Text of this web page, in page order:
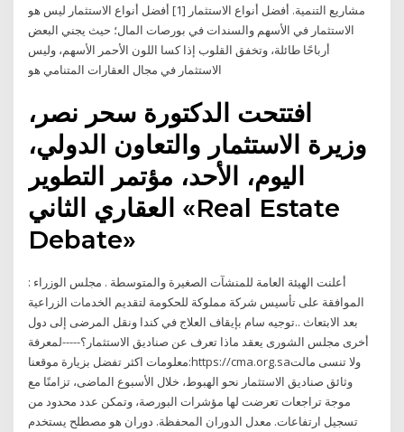
مشاريع التنمية. أفضل أنواع الاستثمار [1] أفضل أنواع الاستثمار ليس هو
الاستثمار في الأسهم والسندات في بورصات المال؛ حيث يجني البعض
أرباحًا طائلة، وتخفق القلوب إذا كسا اللون الأحمر الأسهم، وليس
الاستثمار في مجال العقارات المتنامي هو
افتتحت الدكتورة سحر نصر،
وزيرة الاستثمار والتعاون الدولي،
اليوم، الأحد، مؤتمر التطوير
العقاري الثاني «Real Estate
Debate»
أعلنت الهيئة العامة للمنشآت الصغيرة والمتوسطة . مجلس الوزراء :
الموافقة على تأسيس شركة مملوكة للحكومة لتقديم الخدمات الزراعية
بعد الابتعاث ..توجيه سام بإيقاف العلاج في كندا ونقل المرضى إلى دول
أخرى مجلس الشورى يعقد ماذا تعرف عن صناديق الاستثمار؟-----لمعرفة
معلومات اكثر تفضل بزيارة موقعنا:https://cma.org.saولا تنسى مالت
وثائق صناديق الاستثمار نحو الهبوط، خلال الأسبوع الماضى، تزامنًا مع
موجة تراجعات تعرضت لها مؤشرات البورصة، وتمكن عدد محدود من
تسجيل ارتفاعات. معدل الدوران المحفظة. دوران هو مصطلح يستخدم